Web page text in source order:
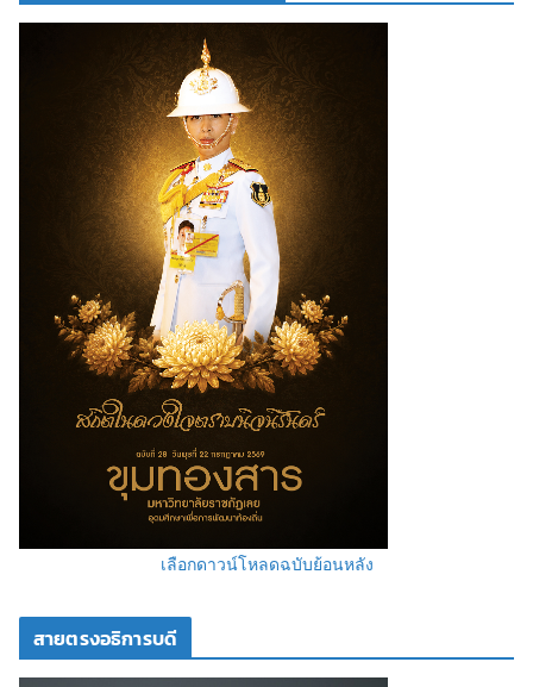
เลือกดาวน์โหลดฉบับย้อนหลัง
สายตรงอธิการบดี